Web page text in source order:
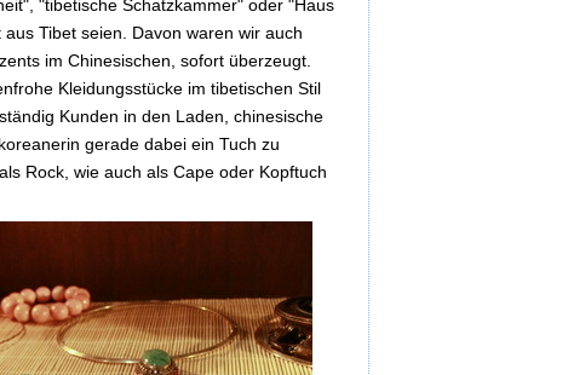
"tibetische Schatzkammer" oder "Haus
Tibet seien. Davon waren wir auch
im Chinesischen, sofort überzeugt.
Kleidungsstücke im tibetischen Stil
Kunden in den Laden, chinesische
gerade dabei ein Tuch zu
Rock, wie auch als Cape oder Kopftuch